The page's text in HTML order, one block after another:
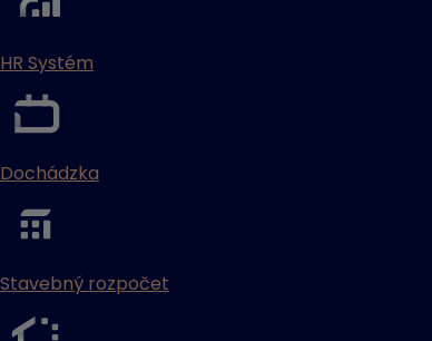
HR Systém
Dochádzka
Stavebný rozpočet